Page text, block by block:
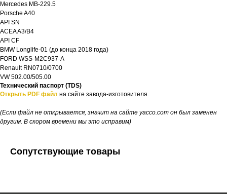
Mercedes MB-229.5
Porsche A40
API SN
ACEA A3/B4
API CF
BMW Longlife-01 (до конца 2018 года)
FORD WSS-M2C937-A
Renault RN0710/0700
VW 502.00/505.00
Технический паспорт (TDS)
Открыть PDF файл на сайте завода-изготовителя.
(Если файл не открывается, значит на сайте yacco.com он был заменен
другим. В скором времени мы это исправим)
Сопутствующие товары